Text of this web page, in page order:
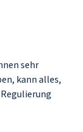
sehr
kann alles,